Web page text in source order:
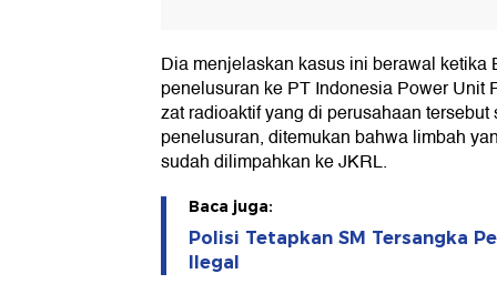
Dia menjelaskan kasus ini berawal ketika
penelusuran ke PT Indonesia Power Unit
zat radioaktif yang di perusahaan
penelusuran, ditemukan bahwa limbah
sudah dilimpahkan ke JKRL.
Baca juga:
Polisi Tetapkan SM Tersangka
Ilegal